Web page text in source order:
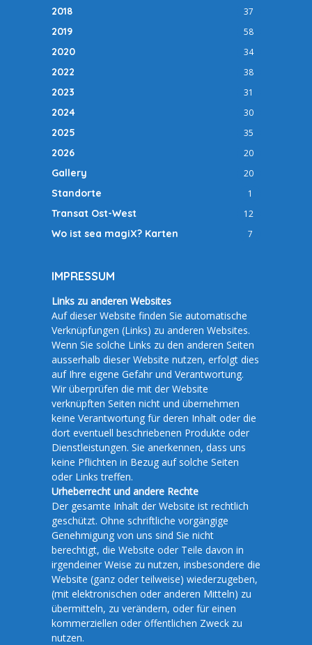
2018 37
2019 58
2020 34
2022 38
2023 31
2024 30
2025 35
2026 20
Gallery 20
Standorte 1
Transat Ost-West 12
Wo ist sea magiX? Karten 7
IMPRESSUM
Links zu anderen Websites
Auf dieser Website finden Sie automatische
Verknüpfungen (Links) zu anderen Websites.
Wenn Sie solche Links zu den anderen Seiten
ausserhalb dieser Website nutzen, erfolgt dies
auf Ihre eigene Gefahr und Verantwortung.
Wir überprüfen die mit der Website
verknüpften Seiten nicht und übernehmen
keine Verantwortung für deren Inhalt oder die
dort eventuell beschriebenen Produkte oder
Dienstleistungen. Sie anerkennen, dass uns
keine Pflichten in Bezug auf solche Seiten
oder Links treffen.
Urheberrecht und andere Rechte
Der gesamte Inhalt der Website ist rechtlich
geschützt. Ohne schriftliche vorgängige
Genehmigung von uns sind Sie nicht
berechtigt, die Website oder Teile davon in
irgendeiner Weise zu nutzen, insbesondere die
Website (ganz oder teilweise) wiederzugeben,
(mit elektronischen oder anderen Mitteln) zu
übermitteln, zu verändern, oder für einen
kommerziellen oder öffentlichen Zweck zu
nutzen.